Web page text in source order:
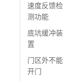
速度反馈检
测功能
底坑缓冲装
置
门区外不能
开门